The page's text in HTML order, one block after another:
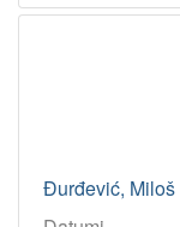
Đurđević, Miloš